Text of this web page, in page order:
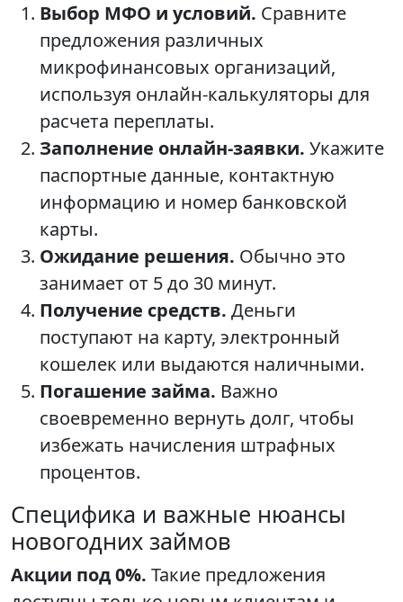
Выбор МФО и условий. Сравните
предложения различных
микрофинансовых организаций,
используя онлайн-калькуляторы для
расчета переплаты.
Заполнение онлайн-заявки. Укажите
паспортные данные, контактную
информацию и номер банковской
карты.
Ожидание решения. Обычно это
занимает от 5 до 30 минут.
Получение средств. Деньги
поступают на карту, электронный
кошелек или выдаются наличными.
Погашение займа. Важно
своевременно вернуть долг, чтобы
избежать начисления штрафных
процентов.
Специфика и важные нюансы
новогодних займов
Акции под 0%. Такие предложения